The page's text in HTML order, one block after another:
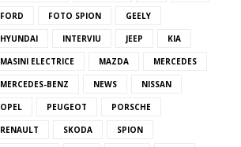
FORD FOTO SPION GEELY
HYUNDAI INTERVIU JEEP KIA
MASINI ELECTRICE MAZDA MERCEDES
MERCEDES-BENZ NEWS NISSAN
OPEL PEUGEOT PORSCHE
RENAULT SKODA SPION